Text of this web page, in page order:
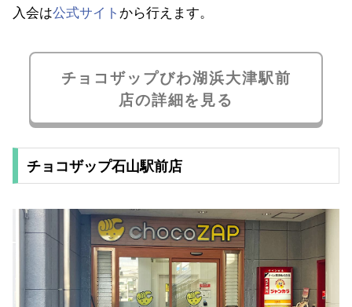
入会は公式サイト から行えます。
チョコザップびわ湖浜大津駅前
店の詳細を見る
チョコザップ石山駅前店